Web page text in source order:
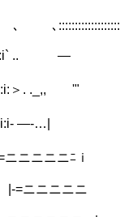
.. ―
. ._,, '"
―‐…|
ニニﾆｉ
ニニニ